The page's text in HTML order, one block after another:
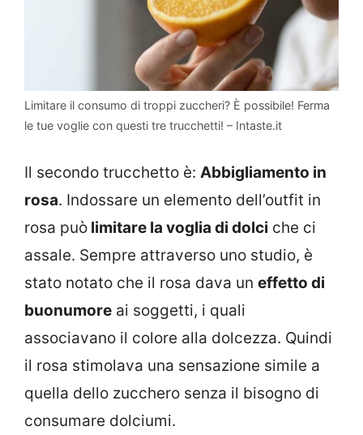
Limitare il consumo di troppi zuccheri? È possibile! Ferma
le tue voglie con questi tre trucchetti! – Intaste.it
Il secondo trucchetto è: Abbigliamento in
rosa. Indossare un elemento dell’outfit in
rosa può limitare la voglia di dolci che ci
assale. Sempre attraverso uno studio, è
stato notato che il rosa dava un effetto di
buonumore ai soggetti, i quali
associavano il colore alla dolcezza. Quindi
il rosa stimolava una sensazione simile a
quella dello zucchero senza il bisogno di
consumare dolciumi.